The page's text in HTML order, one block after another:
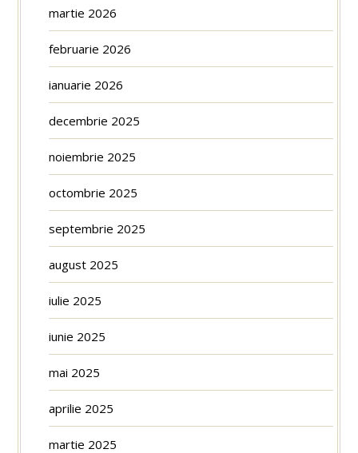
martie 2026
februarie 2026
ianuarie 2026
decembrie 2025
noiembrie 2025
octombrie 2025
septembrie 2025
august 2025
iulie 2025
iunie 2025
mai 2025
aprilie 2025
martie 2025